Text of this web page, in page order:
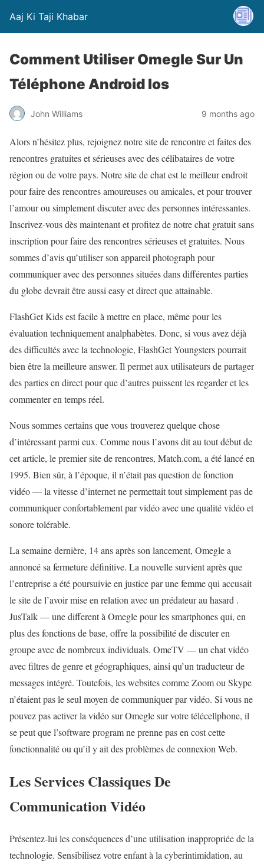
Aaj Ki Taji Khabar
Comment Utiliser Omegle Sur Un
Téléphone Android Ios
John Williams 9 months ago
Alors n’hésitez plus, rejoignez notre site de rencontre et faites des
rencontres gratuites et sérieuses avec des célibataires de votre
région ou de votre pays. Notre site de chat est le meilleur endroit
pour faire des rencontres amoureuses ou amicales, et pour trouver
l’amour ou simplement discuter avec des personnes intéressantes.
Inscrivez-vous dès maintenant et profitez de notre chat gratuit sans
inscription pour faire des rencontres sérieuses et gratuites. Nous
sommes d’avis qu’utiliser son appareil photograph pour
communiquer avec des personnes situées dans différentes parties
du globe devrait être aussi easy et direct que attainable.
FlashGet Kids est facile à mettre en place, même pour les
évaluation techniquement analphabètes. Donc, si vous avez déjà
des difficultés avec la technologie, FlashGet Youngsters pourrait
bien être la meilleure answer. Il permet aux utilisateurs de partager
des parties en direct pour que d’autres puissent les regarder et les
commenter en temps réel.
Nous sommes certains que vous trouverez quelque chose
d’intéressant parmi eux. Comme nous l’avons dit au tout début de
cet article, le premier site de rencontres, Match.com, a été lancé en
1995. Bien sûr, à l’époque, il n’était pas question de fonction
vidéo — la vitesse d’internet ne permettait tout simplement pas de
communiquer confortablement par vidéo avec une qualité vidéo et
sonore tolérable.
La semaine dernière, 14 ans après son lancement, Omegle a
annoncé sa fermeture définitive. La nouvelle survient après que
l’entreprise a été poursuivie en justice par une femme qui accusait
le site de l’avoir mise en relation avec un prédateur au hasard .
JusTalk — une different à Omegle pour les smartphones qui, en
plus des fonctions de base, offre la possibilité de discuter en
groupe avec de nombreux individuals. OmeTV — un chat vidéo
avec filtres de genre et géographiques, ainsi qu’un traducteur de
messages intégré. Toutefois, les websites comme Zoom ou Skype
n’étaient pas le seul moyen de communiquer par vidéo. Si vous ne
pouvez pas activer la vidéo sur Omegle sur votre télécellphone, il
se peut que l’software program ne prenne pas en cost cette
fonctionnalité ou qu’il y ait des problèmes de connexion Web.
Les Services Classiques De
Communication Vidéo
Présentez-lui les conséquences d’une utilisation inappropriée de la
technologie. Sensibilisez votre enfant à la cyberintimidation, au